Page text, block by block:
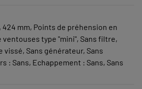
424 mm, Points de préhension en
type "mini", Sans filtre,
vissé, Sans générateur, Sans
: Sans, Echappement : Sans, Sans